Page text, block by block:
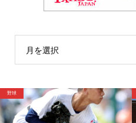
月を選択
野球